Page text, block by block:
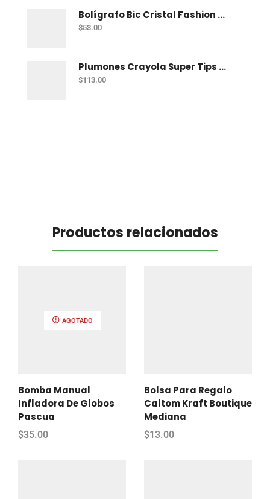
Bolígrafo Bic Cristal Fashion Con 15 Punto Grueso (1.2 Mm)
$53.00
Plumones Crayola Super Tips Pastel Con 12
$113.00
Productos relacionados
AGOTADO
Bomba Manual
Infladora De Globos
Pascua
$35.00
Bolsa Para Regalo
Caltom Kraft Boutique
Mediana
$13.00